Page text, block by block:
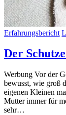
Erfahrungsbericht
Der
Werbung Vor der
bewusst, wie groß
eigenen Kleinen
Mutter immer für
sehr…